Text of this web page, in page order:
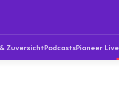
ZuversichtPodcastsPioneer Live